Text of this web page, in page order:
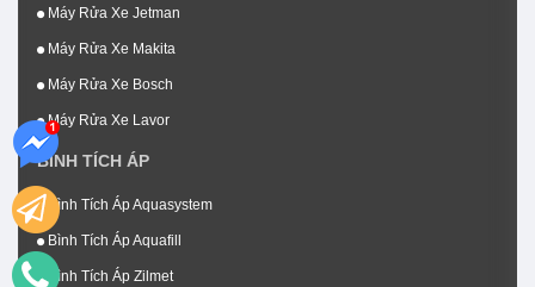
Máy Rửa Xe Jetman
Máy Rửa Xe Makita
Máy Rửa Xe Bosch
Máy Rửa Xe Lavor
BÌNH TÍCH ÁP
Bình Tích Áp Aquasystem
Bình Tích Áp Aquafill
Bình Tích Áp Zilmet